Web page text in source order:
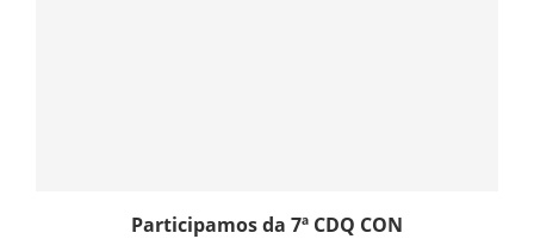
Participamos da 7ª CDQ CON